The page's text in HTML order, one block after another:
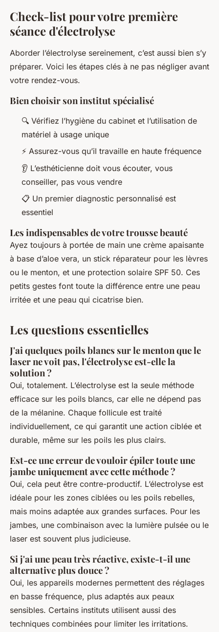
Check-list pour votre première
séance d'électrolyse
Aborder l’électrolyse sereinement, c’est aussi bien s’y
préparer. Voici les étapes clés à ne pas négliger avant
votre rendez-vous.
Bien choisir son institut spécialisé
🔍 Vérifiez l’hygiène du cabinet et l’utilisation de
matériel à usage unique
⚡ Assurez-vous qu’il travaille en haute fréquence
👂 L’esthéticienne doit vous écouter, vous
conseiller, pas vous vendre
📋 Un premier diagnostic personnalisé est
essentiel
Les indispensables de votre trousse beauté
Ayez toujours à portée de main une crème apaisante
à base d’aloe vera, un stick réparateur pour les lèvres
ou le menton, et une protection solaire SPF 50. Ces
petits gestes font toute la différence entre une peau
irritée et une peau qui cicatrise bien.
Les questions essentielles
J'ai quelques poils blancs sur le menton que le
laser ne voit pas, l'électrolyse est-elle la
solution ?
Oui, totalement. L’électrolyse est la seule méthode
efficace sur les poils blancs, car elle ne dépend pas
de la mélanine. Chaque follicule est traité
individuellement, ce qui garantit une action ciblée et
durable, même sur les poils les plus clairs.
Est-ce une erreur de vouloir épiler toute une
jambe uniquement avec cette méthode ?
Oui, cela peut être contre-productif. L’électrolyse est
idéale pour les zones ciblées ou les poils rebelles,
mais moins adaptée aux grandes surfaces. Pour les
jambes, une combinaison avec la lumière pulsée ou le
laser est souvent plus judicieuse.
Si j'ai une peau très réactive, existe-t-il une
alternative plus douce ?
Oui, les appareils modernes permettent des réglages
en basse fréquence, plus adaptés aux peaux
sensibles. Certains instituts utilisent aussi des
techniques combinées pour limiter les irritations.